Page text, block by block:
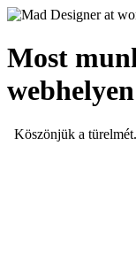
Most
webhelyen
Köszönjük a